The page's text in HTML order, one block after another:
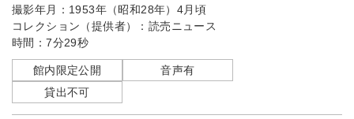
撮影年月： 1953年（昭和28年）4月頃
コレクション（提供者）： 読売ニュース
時間：7分29秒
館内限定公開
音声有
貸出不可